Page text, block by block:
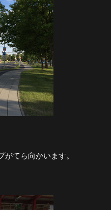
てら向かいます。